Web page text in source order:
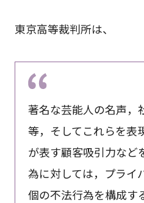
東京高等裁判所は、
著名な芸能人の名声，
等，そしてこれらを表
が表す顧客吸引力など
為に対しては，プライ
個の不法行為を構成す